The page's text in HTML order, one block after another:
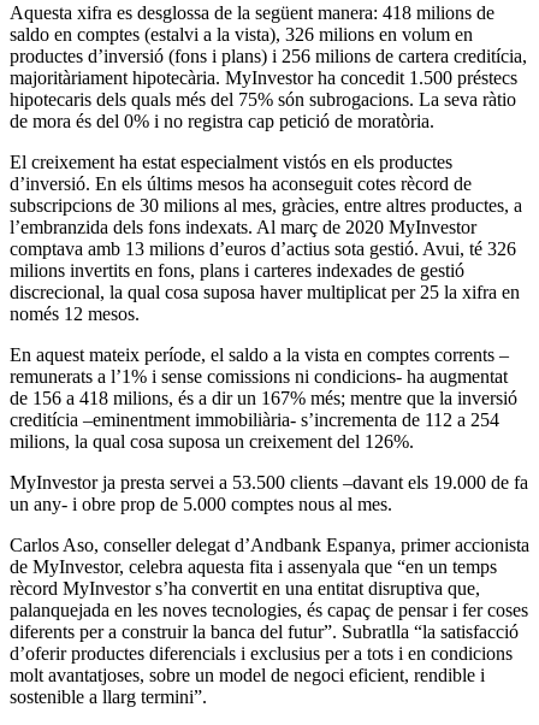
Aquesta xifra es desglossa de la següent manera: 418 milions de
saldo en comptes (estalvi a la vista), 326 milions en volum en
productes d’inversió (fons i plans) i 256 milions de cartera creditícia,
majoritàriament hipotecària. MyInvestor ha concedit 1.500 préstecs
hipotecaris dels quals més del 75% són subrogacions. La seva ràtio
de mora és del 0% i no registra cap petició de moratòria.
El creixement ha estat especialment vistós en els productes
d’inversió. En els últims mesos ha aconseguit cotes rècord de
subscripcions de 30 milions al mes, gràcies, entre altres productes, a
l’embranzida dels fons indexats. Al març de 2020 MyInvestor
comptava amb 13 milions d’euros d’actius sota gestió. Avui, té 326
milions invertits en fons, plans i carteres indexades de gestió
discrecional, la qual cosa suposa haver multiplicat per 25 la xifra en
només 12 mesos.
En aquest mateix període, el saldo a la vista en comptes corrents –
remunerats a l’1% i sense comissions ni condicions- ha augmentat
de 156 a 418 milions, és a dir un 167% més; mentre que la inversió
creditícia –eminentment immobiliària- s’incrementa de 112 a 254
milions, la qual cosa suposa un creixement del 126%.
MyInvestor ja presta servei a 53.500 clients –davant els 19.000 de fa
un any- i obre prop de 5.000 comptes nous al mes.
Carlos Aso, conseller delegat d’Andbank Espanya, primer accionista
de MyInvestor, celebra aquesta fita i assenyala que “en un temps
rècord MyInvestor s’ha convertit en una entitat disruptiva que,
palanquejada en les noves tecnologies, és capaç de pensar i fer coses
diferents per a construir la banca del futur”. Subratlla “la satisfacció
d’oferir productes diferencials i exclusius per a tots i en condicions
molt avantatjoses, sobre un model de negoci eficient, rendible i
sostenible a llarg termini”.